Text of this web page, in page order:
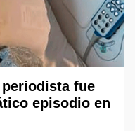
fue
episodio en